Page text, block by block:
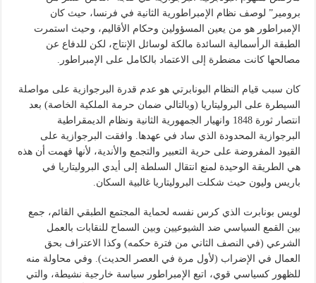
برومير” لوصف نظام الإمبراطورية الثانية في فرنسا، حيث كان
الإمبراطور هو من يعين المسؤولين وحكام الأقاليم، وحيث استمرت
الطبقة الرأسمالية السائدة مالكة لوسائل الإنتاج، لكن للدفاع عن
مصالحها كانت مضطرة إلى الاعتماد بالكامل على الإمبراطور.
كان سبب قيام النظام البونابرتي هو عدم قدرة البرجوازية على مواصلة
السيطرة على البروليتاريا (وبالتالي ضمان حرمة الملكية الخاصة) بعد
انتصار ثورة 1848 وانهيار الجمهورية الثانية ونظام الديمقراطية
البرجوازية المحدودة الذي ساد في عهدها. وافقت البرجوازية على
القيود المفروضة على حرية التعبير والتجمع والأندية، لأنها فهمت أن هذه
هي الطريقة الوحيدة لمنع انتقال السلطة إلى أيدي البروليتاريا في
باريس وليون حيث شكلت البروليتاريا غالبية السكان.
لويس بونابرت الذي كرس نفسه لحماية المجتمع الطبقي القائم، جمع
بين القمع السياسي ضد الشيوعيين وبين السماح للنقابات بالعمل
الشرعي (في النصف الثاني من فترة حكمه) وكذا الاعتراف بحق
العمال في الإضراب (لأول مرة في العصر الحديث). وفي محاولة منه
للظهور كسياسي قوي، اتبع الإمبراطور سياسة خارجية نشيطة، والتي